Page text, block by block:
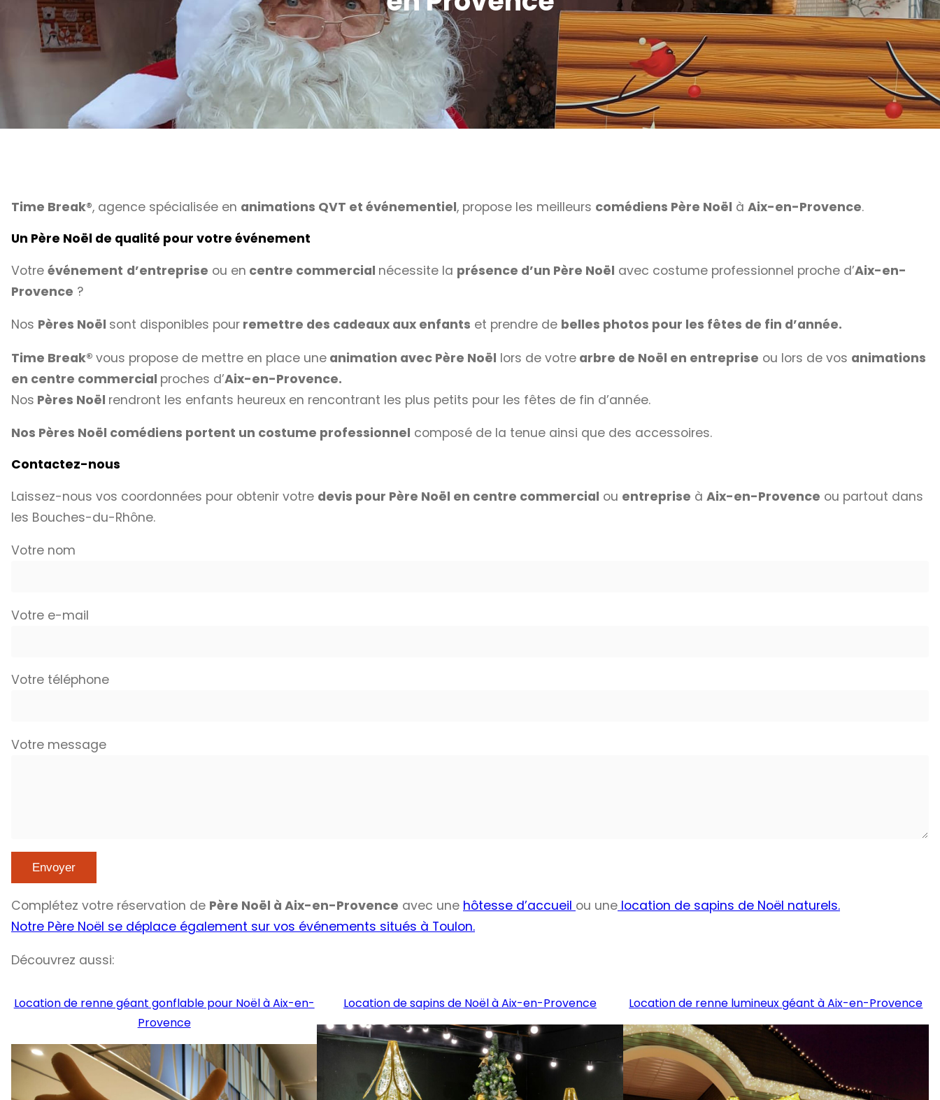
Time Break®, agence spécialisée en animations QVT et événementiel, propose les meilleurs comédiens Père Noël à Aix-en-Provence.
Un Père Noël de qualité pour votre événement
Votre événement d’entreprise ou en centre commercial nécessite la présence d’un Père Noël avec costume professionnel proche d’Aix-en-
Provence ?
Nos Pères Noël sont disponibles pour remettre des cadeaux aux enfants et prendre de belles photos pour les fêtes de fin d’année.
Time Break® vous propose de mettre en place une animation avec Père Noël lors de votre arbre de Noël en entreprise ou lors de vos animations
en centre commercial proches d’Aix-en-Provence.
Nos Pères Noël rendront les enfants heureux en rencontrant les plus petits pour les fêtes de fin d’année.
Nos Pères Noël comédiens portent un costume professionnel composé de la tenue ainsi que des accessoires.
Contactez-nous
Laissez-nous vos coordonnées pour obtenir votre devis pour Père Noël en centre commercial ou entreprise à Aix-en-Provence ou partout dans
les Bouches-du-Rhône.
Votre nom
Votre e-mail
Votre téléphone
Votre message
Complétez votre réservation de Père Noël à Aix-en-Provence avec une hôtesse d’accueil ou une location de sapins de Noël naturels.
Notre Père Noël se déplace également sur vos événements situés à Toulon.
Découvrez aussi:
Location de renne géant gonflable pour Noël à Aix-en-
Provence
Location de sapins de Noël à Aix-en-Provence Location de renne lumineux géant à Aix-en-Provence